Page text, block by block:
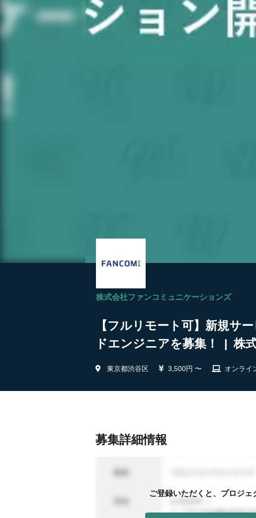
株式会社ファンコミュニケーションズ
【フルリモート可】新規サ
ドエンジニアを募集！ | 株
東京都渋谷区 3,500円 〜 オンライ
募集詳細情報
ご登録いただくと、プロジェ